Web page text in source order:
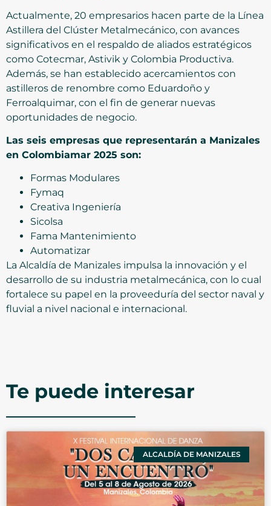
Actualmente, 20 empresarios hacen parte de la Línea
Astillera del Clúster Metalmecánico, con avances
significativos en el respaldo de aliados estratégicos
como Cotecmar, Astivik y Colombia Productiva.
Además, se han establecido acercamientos con
astilleros de renombre como Eduardoño y
Ferroalquimar, con el fin de generar nuevas
oportunidades de negocio.
Las seis empresas que representarán a Manizales
en Colombiamar 2025 son:
Formas Modulares
Fymaq
Creativa Ingeniería
Sicolsa
Fama Mantenimiento
Automatizar
La Alcaldía de Manizales impulsa la innovación y el
desarrollo de su industria metalmecánica, con lo cual
fortalece su papel en la proveeduría del sector naval y
fluvial a nivel nacional e internacional.
Te puede interesar
ALCALDÍA DE MANIZALES